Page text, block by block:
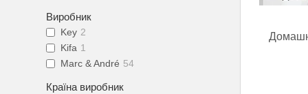
Виробник
Key 2
Kifa 1
Marc & André 54
Країна виробник